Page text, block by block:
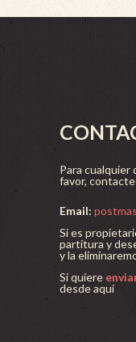
Para cualquier
favor,
Email:
Si es
partitura y
y la
Si quiere
desde aquí